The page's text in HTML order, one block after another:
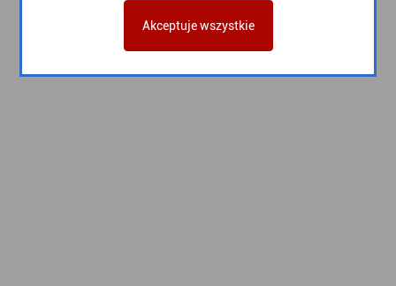
Akceptuje wszystkie